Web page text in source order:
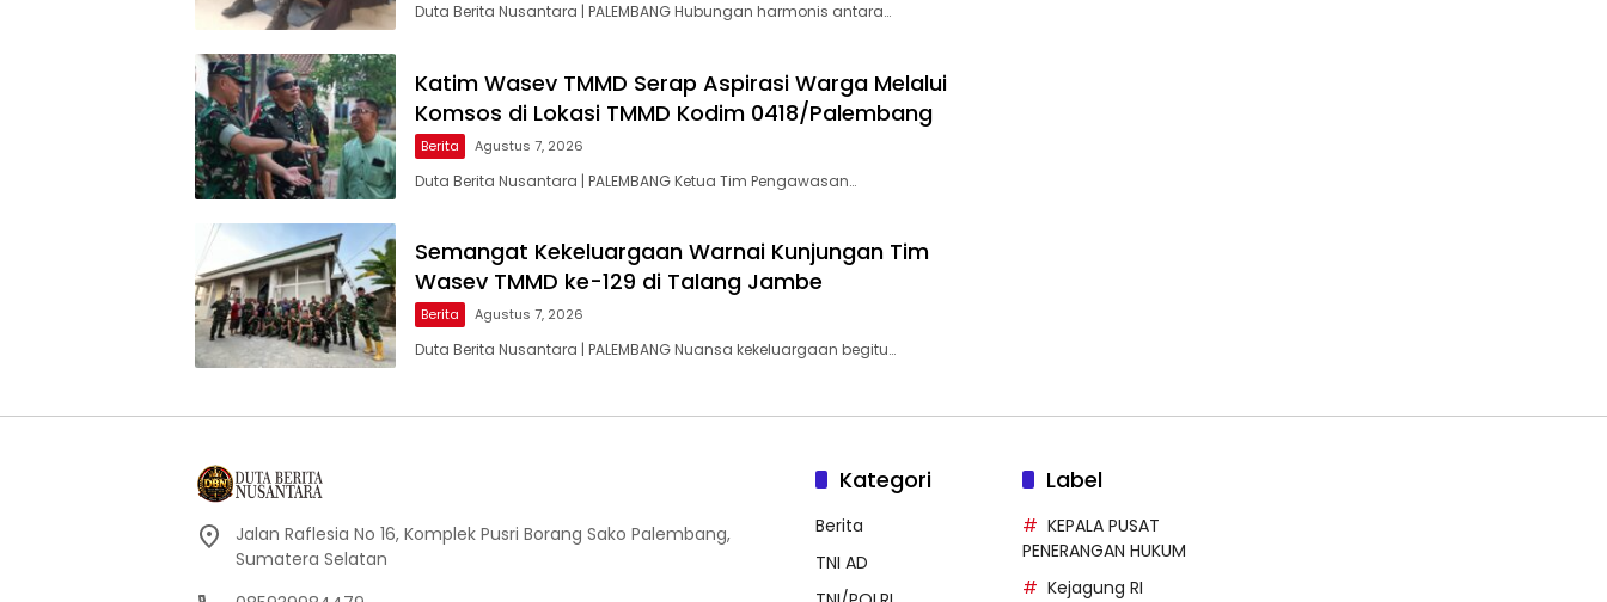
Duta Berita Nusantara | PALEMBANG Hubungan harmonis antara…
Katim Wasev TMMD Serap Aspirasi Warga Melalui
Komsos di Lokasi TMMD Kodim 0418/Palembang
Berita Agustus 7, 2026
Duta Berita Nusantara | PALEMBANG Ketua Tim Pengawasan…
Semangat Kekeluargaan Warnai Kunjungan Tim
Wasev TMMD ke-129 di Talang Jambe
Berita Agustus 7, 2026
Duta Berita Nusantara | PALEMBANG Nuansa kekeluargaan begitu…
Jalan Raflesia No 16, Komplek Pusri Borang Sako Palembang,
Sumatera Selatan
Kategori
Berita
TNI AD
Label
KEPALA PUSAT
PENERANGAN HUKUM
Kejagung RI